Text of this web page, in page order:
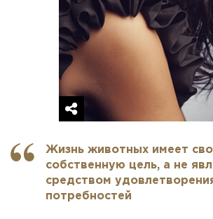
Жизнь животных имеет
собственную цель, а не
средством
потребностей